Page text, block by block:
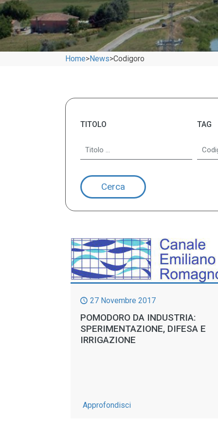
Home>News>Codigoro
TITOLO TAG
27 Novembre 2017
POMODORO DA INDUSTRIA:
SPERIMENTAZIONE, DIFESA E
IRRIGAZIONE
Approfondisci-